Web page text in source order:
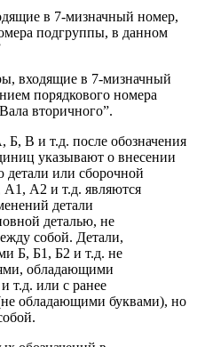
в 7-мизначный номер,
подгруппы, в данном
входящие в 7-мизначный
порядкового номера
вторичного”.
Б, В и т.д. после обозначения
указывают о внесении
или сборочной
А2 и т.д. являются
детали
деталью, не
собой. Детали,
Б, Б1, Б2 и т.д. не
обладающими
т.д. или с ранее
обладающими буквами), но